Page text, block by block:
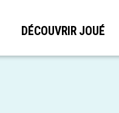
DÉCOUVRIR JOUÉ